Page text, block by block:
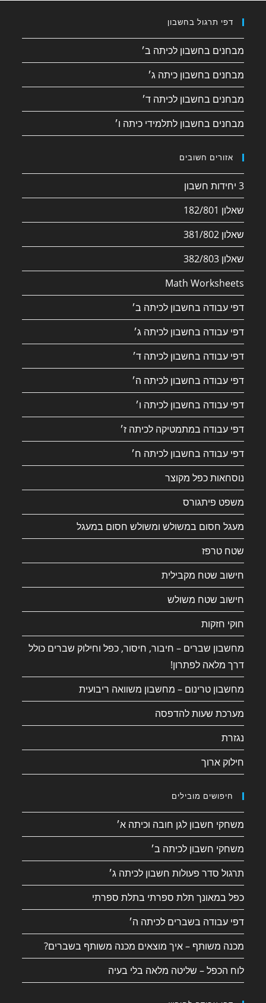
דפי תרגול בחשבון
מבחנים בחשבון לכיתה ב׳
מבחנים בחשבון כיתה ג׳
מבחנים בחשבון לכיתה ד׳
מבחנים בחשבון לתלמידי כיתה ו׳
אזורים חשובים
3 יחידות חשבון
שאלון 182/801
שאלון 381/802
שאלון 382/803
Math Worksheets
דפי עבודה בחשבון לכיתה ב׳
דפי עבודה בחשבון לכיתה ג׳
דפי עבודה בחשבון לכיתה ד׳
דפי עבודה בחשבון לכיתה ה׳
דפי עבודה בחשבון לכיתה ו׳
דפי עבודה במתמטיקה לכיתה ז׳
דפי עבודה בחשבון לכיתה ח׳
נוסחאות כפל מקוצר
משפט פיתגורס
מעגל חסום במשולש ומשולש חסום במעגל
שטח טרפז
חישוב שטח מקבילית
חישוב שטח משולש
חוקי חזקות
מחשבון שברים – חיבור, חיסור, כפל וחילוק שברים כולל
דרך מלאה לפתרון!
מחשבון טרינום – מחשבון משוואה ריבועית
מערכת שעות להדפסה
נגזרת
חילוק ארוך
חיפושים מובילים
משחקי חשבון לגן חובה וכיתה א׳
משחקי חשבון לכיתה ב׳
תרגול סדר פעולות חשבון לכיתה ג׳
כפל במאונך תלת ספרתי בתלת ספרתי
דפי עבודה בשברים לכיתה ה׳
מכנה משותף – איך מוצאים מכנה משותף בשברים?
לוח הכפל – שליטה מלאה בלי בעיה